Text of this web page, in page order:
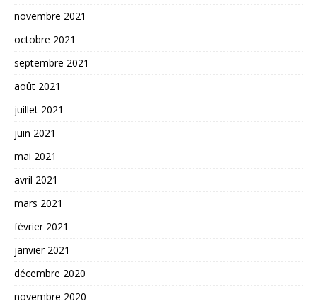
novembre 2021
octobre 2021
septembre 2021
août 2021
juillet 2021
juin 2021
mai 2021
avril 2021
mars 2021
février 2021
janvier 2021
décembre 2020
novembre 2020